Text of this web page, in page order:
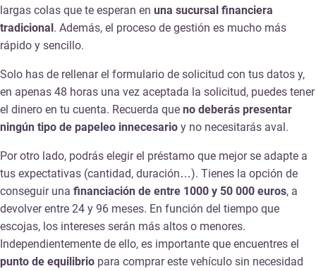
largas colas que te esperan en una sucursal financiera
tradicional. Además, el proceso de gestión es mucho más
rápido y sencillo.
Solo has de rellenar el formulario de solicitud con tus datos y,
en apenas 48 horas una vez aceptada la solicitud, puedes tener
el dinero en tu cuenta. Recuerda que no deberás presentar
ningún tipo de papeleo innecesario y no necesitarás aval.
Por otro lado, podrás elegir el préstamo que mejor se adapte a
tus expectativas (cantidad, duración…). Tienes la opción de
conseguir una financiación de entre 1000 y 50 000 euros, a
devolver entre 24 y 96 meses. En función del tiempo que
escojas, los intereses serán más altos o menores.
Independientemente de ello, es importante que encuentres el
punto de equilibrio para comprar este vehículo sin necesidad